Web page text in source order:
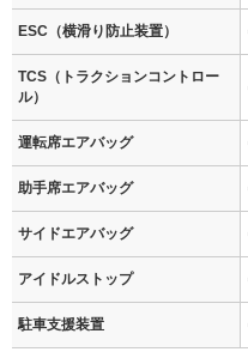
ESC（横滑り防止装置）
TCS（トラクションコントロー
ル）
運転席エアバッグ
助手席エアバッグ
サイドエアバッグ
アイドルストップ
駐車支援装置